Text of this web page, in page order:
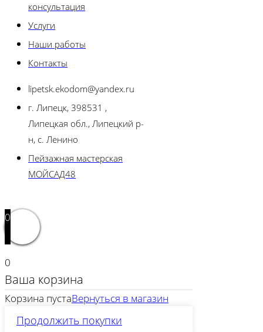
консультация
Услуги
Наши работы
Контакты
lipetsk.ekodom@yandex.ru
г. Липецк, 398531 ,
Липецкая обл., Липецкий р-
н, с. Ленино
Пейзажная мастерская
МОЙСАД48
0
0
Ваша корзина
Корзина пустаВернуться в магазин
Продолжить покупки